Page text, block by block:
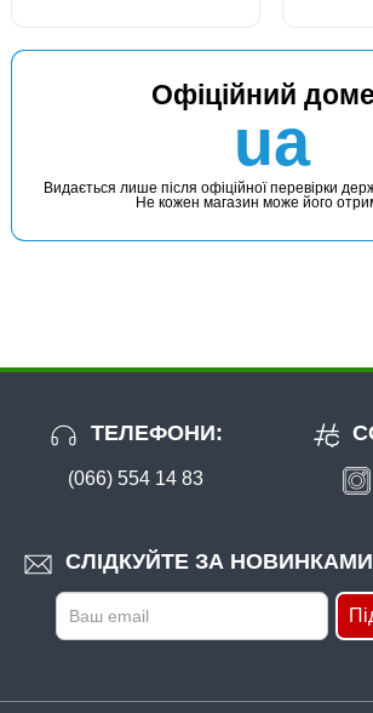
КУПИТИ
21 грн
Офіційний
ua
Видається лише після офіційної перевірки
Не кожен магазин може його
ТЕЛЕФОНИ:
(066) 554 14 83
СЛІДКУЙТЕ ЗА